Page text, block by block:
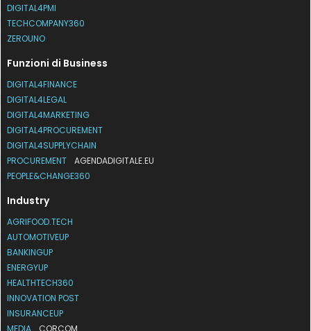
DIGITAL4PMI
TECHCOMPANY360
ZEROUNO
Funzioni di Business
DIGITAL4FINANCE
DIGITAL4LEGAL
DIGITAL4MARKETING
DIGITAL4PROCUREMENT
DIGITAL4SUPPLYCHAIN
PROCUREMENT
AGENDADIGITALE.EU
PEOPLE&CHANGE360
Industry
AGRIFOOD.TECH
AUTOMOTIVEUP
BANKINGUP
ENERGYUP
HEALTHTECH360
INNOVATION POST
INSURANCEUP